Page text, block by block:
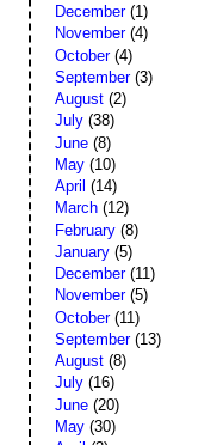
December(1)
November(4)
October(4)
September(3)
August (2)
July (38)
June (8)
May (10)
April (14)
March (12)
February (8)
January (5)
December(11)
November(5)
October(11)
September(13)
August (8)
July (16)
June (20)
May (30)